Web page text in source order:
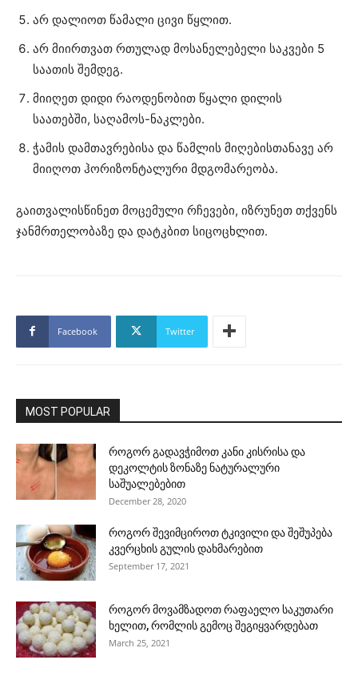
არ დალიოთ წამალი ცივი წყლით.
არ მიირთვათ რთულად მოსანელებელი საკვები 5
საათის შემდეგ.
მიიღეთ დიდი რაოდენობით წყალი დილის
საათებში, საღამოს-ნაკლები.
ჭამის დამთავრებისა და წამლის მიღებისთანავე არ
მიიღოთ ჰორიზონტალური მდგომარეობა.
გაითვალისწინეთ მოცემული რჩევები, იზრუნეთ თქვენს
ჯანმრთელობაზე და დატკბით სიცოცხლით.
Facebook Twitter
MOST POPULAR
როგორ გადავჭიმოთ კანი კისრისა და
დეკოლტის ზონაზე ნატურალური
საშუალებებით
December 28, 2020
როგორ შევიმციროთ ტკივილი და შეშუპება
კვერცხის გულის დახმარებით
September 17, 2021
როგორ მოვამზადოთ რაფაელო საკუთარი
ხელით, რომლის გემოც შეგიყვარდებათ
March 25, 2021